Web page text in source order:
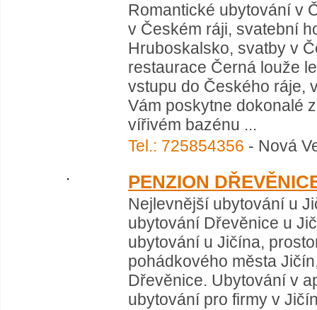
Romantické ubytování v
v Českém ráji, svatební
Hruboskalsko, svatby v
restaurace Černá louže
vstupu do Českého ráje,
Vám poskytne dokonalé
vířivém bazénu ...
Tel.: 725854356 - Nová
PENZION
Nejlevnější ubytování u
ubytování Dřevěnice u
ubytování u Jičína,
pohádkového města
Dřevěnice. Ubytování v
ubytování pro firmy v